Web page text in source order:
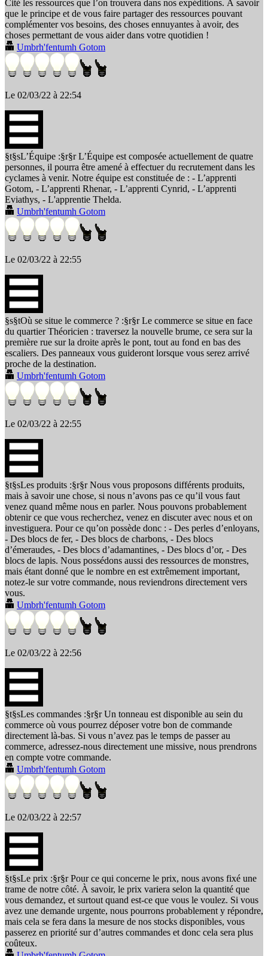
Cité les ressources que l’on trouvera dans nos expéditions. À savoir
que le principe et de vous faire partager des ressources pouvant
complémenter vos besoins, des choses ennuyantes à avoir, des
choses permettant de vous aider dans votre quotidien !
Umbrh'fentumh Gotom
Le 02/03/22 à 22:54
§t§sL’Équipe :§r§r L’Équipe est composée actuellement de quatre
personnes, il pourra être amené à effectuer du recrutement dans les
cyclames à venir. Notre équipe est constituée de : - L’apprenti
Gotom, - L’apprenti Rhenar, - L’apprenti Cynrid, - L’apprenti
Eviathys, - L'apprentie Thelda.
Umbrh'fentumh Gotom
Le 02/03/22 à 22:55
§s§tOù se situe le commerce ? :§r§r Le commerce se situe en face
du quartier Théoricien : traversez la nouvelle brume, ce sera sur la
première rue sur la droite après le pont, tout au fond en bas des
escaliers. Des panneaux vous guideront lorsque vous serez arrivé
proche de la destination.
Umbrh'fentumh Gotom
Le 02/03/22 à 22:55
§t§sLes produits :§r§r Nous vous proposons différents produits,
mais à savoir une chose, si nous n’avons pas ce qu’il vous faut
venez quand même nous en parler. Nous pouvons probablement
obtenir ce que vous recherchez, venez en discuter avec nous et on
investiguera. Pour ce qu’on possède donc : - Des perles d’enloyans,
- Des blocs de fer, - Des blocs de charbons, - Des blocs
d’émeraudes, - Des blocs d’adamantines, - Des blocs d’or, - Des
blocs de lapis. Nous possédons aussi des ressources de monstres,
mais étant donné que le nombre en est extrêmement important,
notez-le sur votre commande, nous reviendrons directement vers
vous.
Umbrh'fentumh Gotom
Le 02/03/22 à 22:56
§t§sLes commandes :§r§r Un tonneau est disponible au sein du
commerce où vous pourrez déposer votre bon de commande
directement là-bas. Si vous n’avez pas le temps de passer au
commerce, adressez-nous directement une missive, nous prendrons
en compte votre commande.
Umbrh'fentumh Gotom
Le 02/03/22 à 22:57
§t§sLe prix :§r§r Pour ce qui concerne le prix, nous avons fixé une
trame de notre côté. À savoir, le prix variera selon la quantité que
vous demandez, et surtout quand est-ce que vous le voulez. Si vous
avez une demande urgente, nous pourrons probablement y répondre,
mais cela se fera dans la mesure de nos stocks disponibles, vous
passerez en priorité sur d’autres commandes et donc cela sera plus
coûteux.